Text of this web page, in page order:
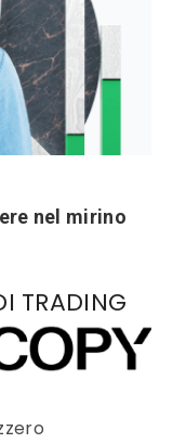
nel mirino
TRADING